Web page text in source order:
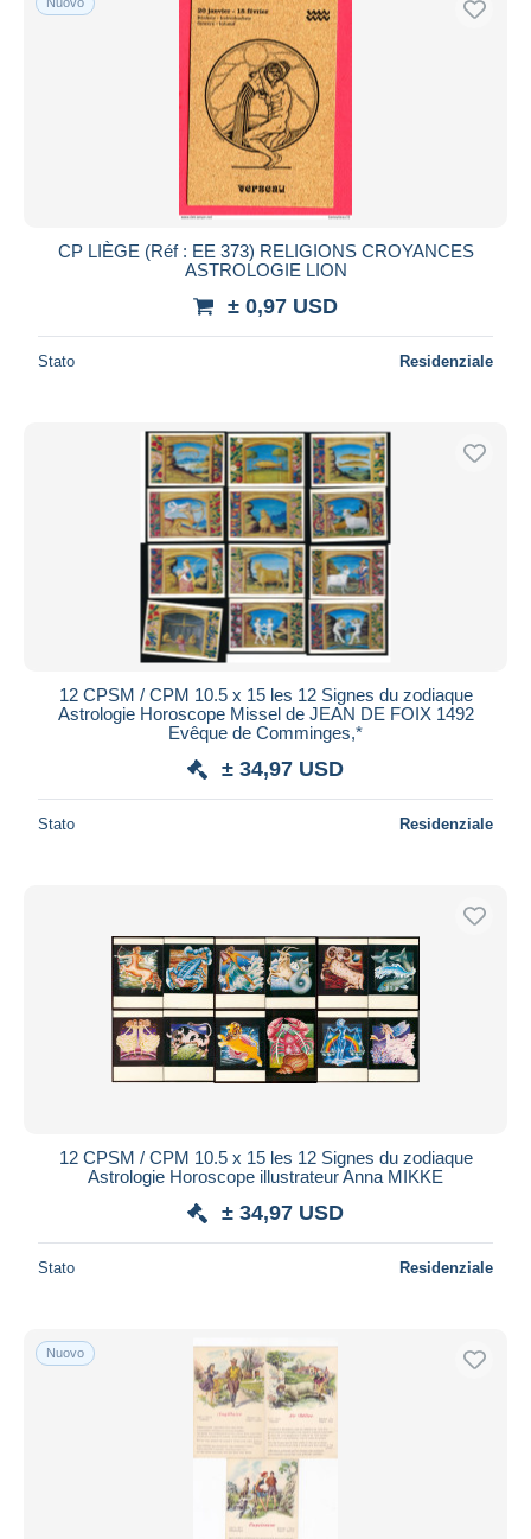
CP LIÈGE (Réf : EE 373) RELIGIONS CROYANCES
ASTROLOGIE LION
± 0,97 USD
Stato Residenziale
12 CPSM / CPM 10.5 x 15 les 12 Signes du zodiaque
Astrologie Horoscope Missel de JEAN DE FOIX 1492
Evêque de Comminges,*
± 34,97 USD
Stato Residenziale
12 CPSM / CPM 10.5 x 15 les 12 Signes du zodiaque
Astrologie Horoscope illustrateur Anna MIKKE
± 34,97 USD
Stato Residenziale
Nuovo